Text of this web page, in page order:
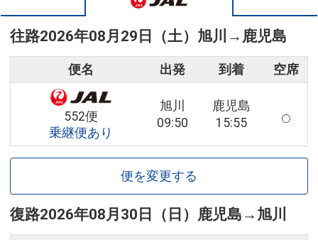
往路2026年08月29日（土） 旭川 → 鹿児島
便名 出発 到着 空席
552便
乗継便あり
旭川
09:50
鹿児島
15:55
便を変更する
復路2026年08月30日（日） 鹿児島 → 旭川